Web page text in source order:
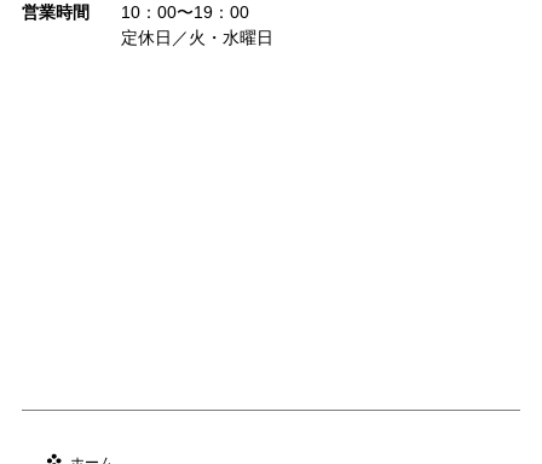
営業時間
10：00〜19：00
定休日／火・水曜日